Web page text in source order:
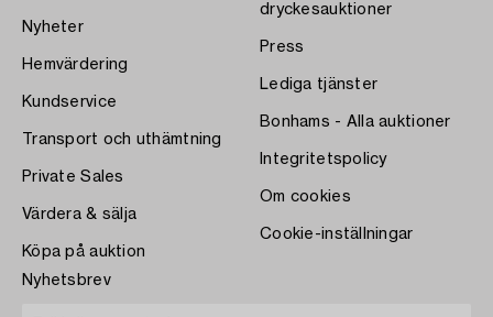
Nyheter
Hemvärdering
Kundservice
Transport och uthämtning
Private Sales
Värdera & sälja
Köpa på auktion
dryckesauktioner
Press
Lediga tjänster
Bonhams - Alla auktioner
Integritetspolicy
Om cookies
Cookie-inställningar
Nyhetsbrev